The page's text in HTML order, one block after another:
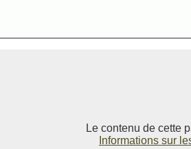
Le contenu de cette
Informations sur